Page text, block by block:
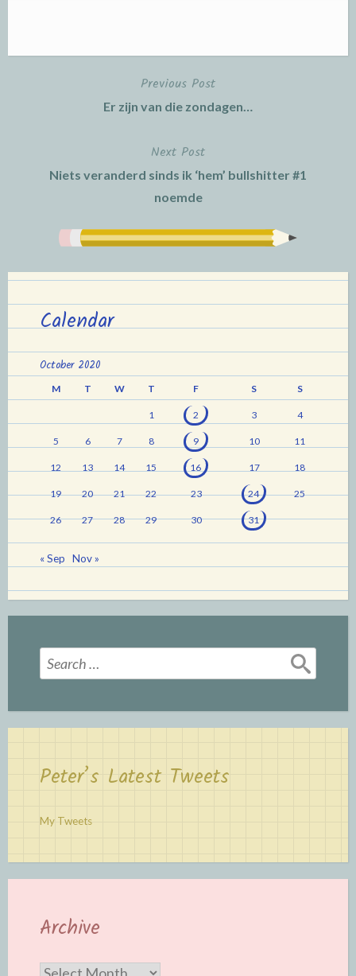
Previous Post
Er zijn van die zondagen…
Next Post
Niets veranderd sinds ik ‘hem’ bullshitter #1
noemde
Calendar
October 2020
M T W T F S S
1 2 3 4
5 6 7 8 9 10 11
12 13 14 15 16 17 18
19 20 21 22 23 24 25
26 27 28 29 30 31
« Sep Nov »
Search
for:
Peter’s Latest Tweets
My Tweets
Archive
Archive